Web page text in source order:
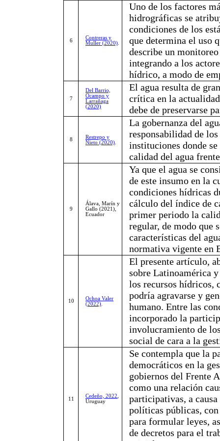
6
Contreras y
Muller (2020)
Uno de los factores
hidrográficas se
condiciones de los
que determina el uso
describe un
integrando a los
hídrico, a modo de
7
Del Barrio,
Ocampo y
Larrañaga
(2020)
El agua resulta de
crítica en la
debe de preservarse
8
Restrepo y
Nieto (2020)
La gobernanza del
responsabilidad de
instituciones donde
calidad del agua
9
Álava, Marín y
Gallo (2021),
Ecuador
Ya que el agua se
de este insumo en la
condiciones hídricas
cálculo del índice de
primer periodo la
regular, de modo que
características del
normativa vigente en
10
Ochoa Valer
(2022)
El presente artículo,
sobre Latinoamérica
los recursos hídricos,
podría agravarse y
humano. Entre las
incorporado la
involucramiento de
social de cara a la
11
Cedeño, 2022
Uruguay
Se contempla que la
democráticos en la
gobiernos del Frente
como una relación
participativas, a
políticas públicas,
para formular leyes,
de decretos para el